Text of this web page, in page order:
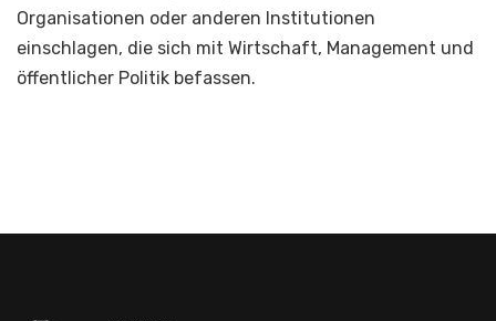
Organisationen oder anderen Institutionen
einschlagen, die sich mit Wirtschaft, Management und
öffentlicher Politik befassen.